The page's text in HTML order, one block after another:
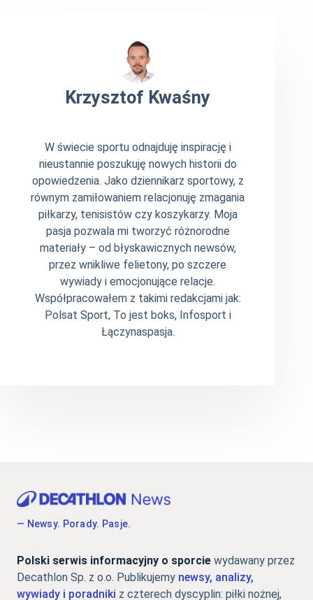
Krzysztof Kwaśny
W świecie sportu odnajduję inspirację i
nieustannie poszukuję nowych historii do
opowiedzenia. Jako dziennikarz sportowy, z
równym zamiłowaniem relacjonuję zmagania
piłkarzy, tenisistów czy koszykarzy. Moja
pasja pozwala mi tworzyć różnorodne
materiały – od błyskawicznych newsów,
przez wnikliwe felietony, po szczere
wywiady i emocjonujące relacje.
Współpracowałem z takimi redakcjami jak:
Polsat Sport, To jest boks, Infosport i
Łączynaspasja.
— Newsy. Porady. Pasje.
Polski serwis informacyjny o sporcie wydawany przez
Decathlon Sp. z o.o. Publikujemy newsy, analizy,
wywiady i poradniki z czterech dyscyplin: piłki nożnej,